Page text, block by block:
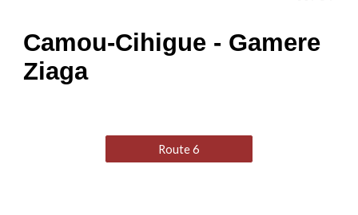
Camou-Cihigue - Gamere
Ziaga
Route 6